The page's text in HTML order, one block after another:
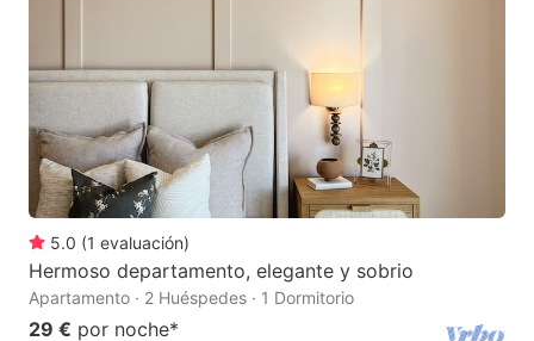
5.0 (1 evaluación)
Hermoso departamento, elegante y sobrio
Apartamento · 2 Huéspedes · 1 Dormitorio
29 € por noche*